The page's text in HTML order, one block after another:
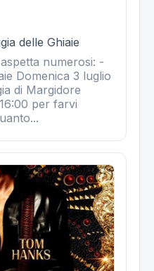
delle Ghiaie
numerosi: -
Domenica 3 luglio
di Margidore
per farvi